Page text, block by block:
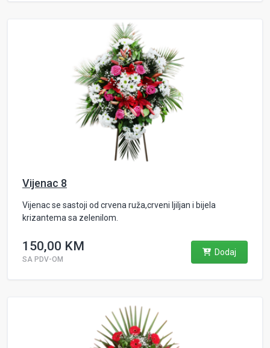
Vijenac 8
Vijenac se sastoji od crvena ruža,crveni ljiljan i bijela
krizantema sa zelenilom.
150,00 KM
SA PDV-OM
Dodaj